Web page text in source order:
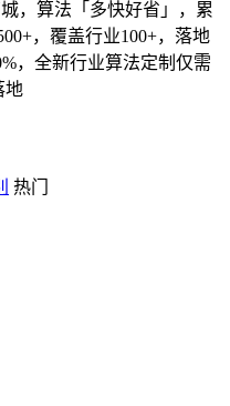
，算法「多快好省」，累
，覆盖行业100+，落地
，全新行业算法定制仅需
地
热门